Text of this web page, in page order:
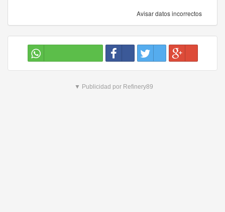
Avisar datos incorrectos
▼ Publicidad por Refinery89